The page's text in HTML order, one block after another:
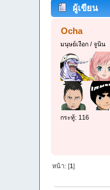
ผู้เขียน
Ocha
มนุษย์เงือก / จูนิน
กระทู้: 116
หน้า: [1]